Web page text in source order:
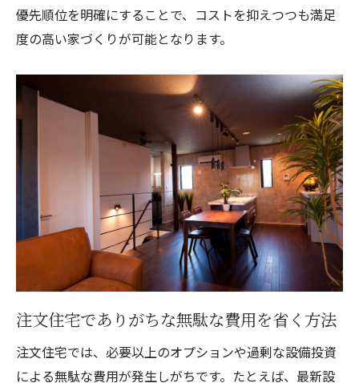
優先順位を明確にすることで、コストを抑えつつも満足
度の高い家づくりが可能となります。
注文住宅でありがちな無駄な費用を省く方法
注文住宅では、必要以上のオプションや過剰な設備投資
による無駄な費用が発生しがちです。たとえば、最新設